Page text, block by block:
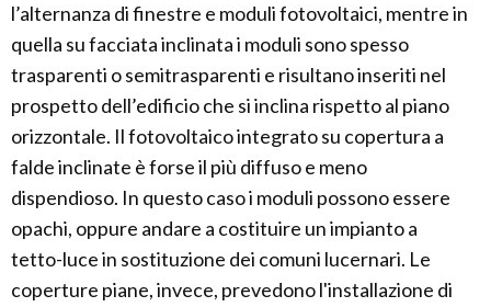
l’alternanza di finestre e moduli fotovoltaici, mentre in
quella su facciata inclinata i moduli sono spesso
trasparenti o semitrasparenti e risultano inseriti nel
prospetto dell’edificio che si inclina rispetto al piano
orizzontale. Il fotovoltaico integrato su copertura a
falde inclinate è forse il più diffuso e meno
dispendioso. In questo caso i moduli possono essere
opachi, oppure andare a costituire un impianto a
tetto-luce in sostituzione dei comuni lucernari. Le
coperture piane, invece, prevedono l'installazione di